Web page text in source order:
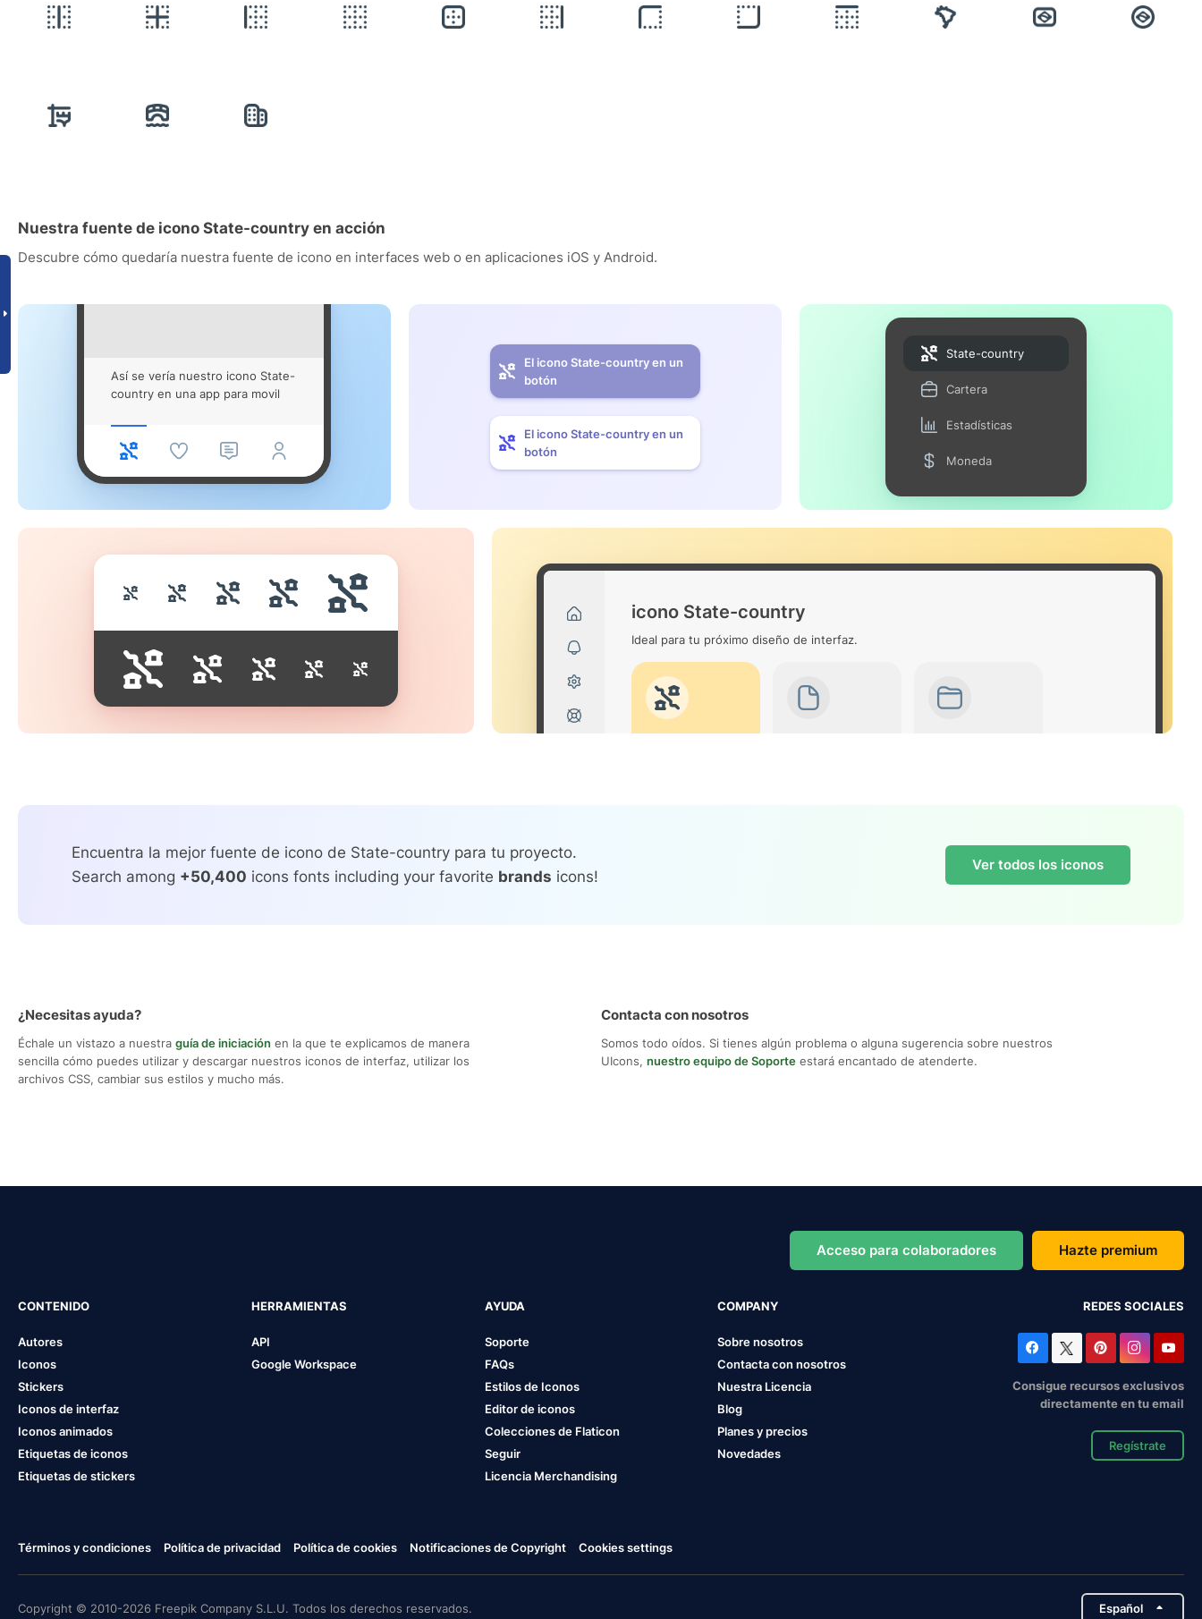
Nuestra fuente de icono State-country en acción
Descubre cómo quedaría nuestra fuente de icono en interfaces web o en aplicaciones iOS y Android.
Así se vería nuestro icono State-
country en una app para movil
El icono State-country en un
botón
El icono State-country en un
botón
State-country
Cartera
Estadísticas
Moneda
icono State-country
Ideal para tu próximo diseño de interfaz.
Encuentra la mejor fuente de icono de State-country para tu proyecto.
Search among +50,400 icons fonts including your favorite brands icons!
Ver todos los iconos
¿Necesitas ayuda?
Échale un vistazo a nuestra guía de iniciación en la que te explicamos de manera
sencilla cómo puedes utilizar y descargar nuestros iconos de interfaz, utilizar los
archivos CSS, cambiar sus estilos y mucho más.
Contacta con nosotros
Somos todo oídos. Si tienes algún problema o alguna sugerencia sobre nuestros
UIcons, nuestro equipo de Soporte estará encantado de atenderte.
Acceso para colaboradores Hazte premium
CONTENIDO
Autores
Iconos
Stickers
Iconos de interfaz
Iconos animados
Etiquetas de iconos
Etiquetas de stickers
HERRAMIENTAS
API
Google Workspace
AYUDA
Soporte
FAQs
Estilos de Iconos
Editor de iconos
Colecciones de Flaticon
Seguir
Licencia Merchandising
COMPANY
Sobre nosotros
Contacta con nosotros
Nuestra Licencia
Blog
Planes y precios
Novedades
REDES SOCIALES
Consigue recursos exclusivos
directamente en tu email
Regístrate
Términos y condiciones Política de privacidad Política de cookies Notificaciones de Copyright Cookies settings
Copyright © 2010-2026 Freepik Company S.L.U. Todos los derechos reservados. Español